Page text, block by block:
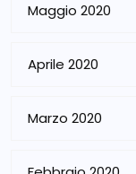
Maggio 2020
Aprile 2020
Marzo 2020